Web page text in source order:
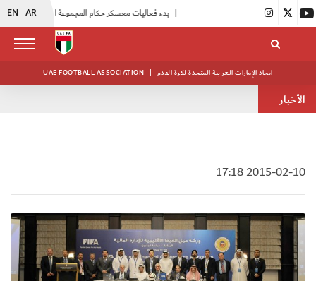
EN AR
انطلاق منافسات بطولة النخبة لحرس الرئاسة بدء فعاليات معسكر حكام المجموعة الثانية
UAE FOOTBALL ASSOCIATION | اتحاد الإمارات العربية المتحدة لكرة القدم
الأخبار
2015-02-10 17:18